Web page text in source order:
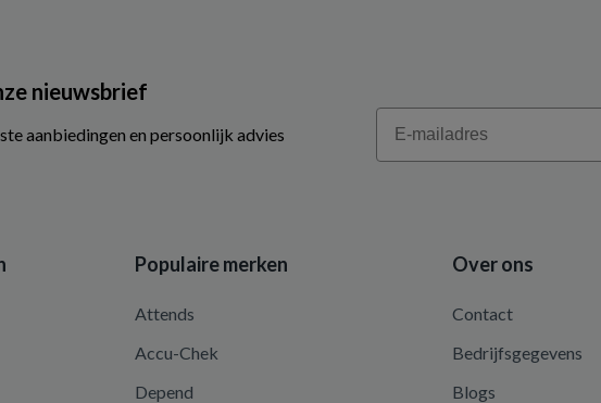
nieuwsbrief
aanbiedingen en persoonlijk advies
Email
Populaire merken
Attends
Accu-Chek
Depend
Over ons
Contact
Bedrijfsgegevens
Blogs